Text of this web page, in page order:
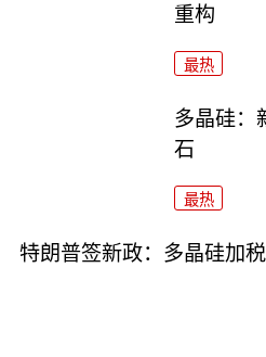
重构
最热
多晶硅：
石
最热
特朗普签新政：多晶硅加